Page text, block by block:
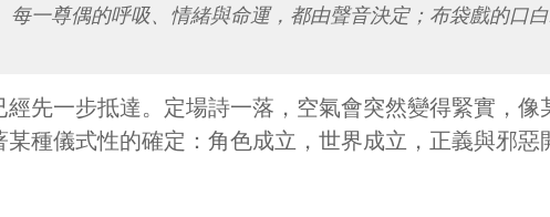
一尊偶的呼吸、情緒與命運，都由聲音決定；布袋戲的口
先一步抵達。定場詩一落，空氣會突然變得緊實，
種儀式性的確定：角色成立，世界成立，正義與邪惡